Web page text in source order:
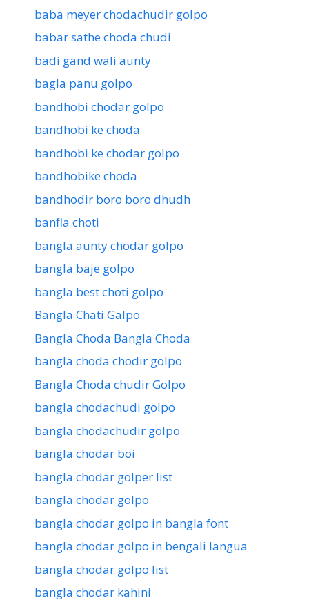
baba meyer chodachudir golpo
babar sathe choda chudi
badi gand wali aunty
bagla panu golpo
bandhobi chodar golpo
bandhobi ke choda
bandhobi ke chodar golpo
bandhobike choda
bandhodir boro boro dhudh
banfla choti
bangla aunty chodar golpo
bangla baje golpo
bangla best choti golpo
Bangla Chati Galpo
Bangla Choda Bangla Choda
bangla choda chodir golpo
Bangla Choda chudir Golpo
bangla chodachudi golpo
bangla chodachudir golpo
bangla chodar boi
bangla chodar golper list
bangla chodar golpo
bangla chodar golpo in bangla font
bangla chodar golpo in bengali langua
bangla chodar golpo list
bangla chodar kahini